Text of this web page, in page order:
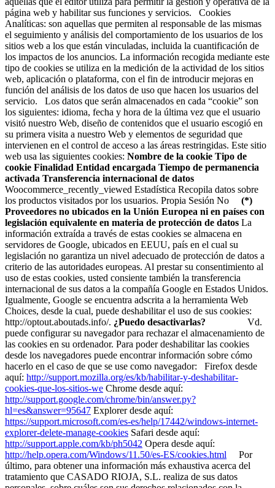
página web y habilitar sus funciones y servicios. Cookies
Analíticas: son aquellas que permiten al responsable de las mismas
el seguimiento y análisis del comportamiento de los usuarios de los
sitios web a los que están vinculadas, incluida la cuantificación de
los impactos de los anuncios. La información recogida mediante este
tipo de cookies se utiliza en la medición de la actividad de los sitios
web, aplicación o plataforma, con el fin de introducir mejoras en
función del análisis de los datos de uso que hacen los usuarios del
servicio. Los datos que serán almacenados en cada “cookie” son
los siguientes: idioma, fecha y hora de la última vez que el usuario
visitó nuestro Web, diseño de contenidos que el usuario escogió en
su primera visita a nuestro Web y elementos de seguridad que
intervienen en el control de acceso a las áreas restringidas. Este sitio
web usa las siguientes cookies: Nombre de la cookie Tipo de
cookie Finalidad Entidad encargada Tiempo de permanencia
activada Transferencia internacional de datos
Woocommerce_recently_viewed Estadística Recopila datos sobre
los productos visitados por los usuarios. Propia Sesión No (*)
Proveedores no ubicados en la Unión Europea ni en países con
legislación equivalente en materia de protección de datos La
información extraída a través de estas cookies se almacena en
servidores de Google, ubicados en EEUU, país en el cual su
legislación no garantiza un nivel adecuado de protección de datos a
criterio de las autoridades europeas. Al prestar su consentimiento al
uso de estas cookies, usted consiente también la transferencia
internacional de sus datos a la compañía Google en Estados Unidos.
Igualmente, Google se encuentra adscrita a la herramienta Web
Choices, desde la cual, puede deshabilitar el uso de sus cookies:
http://optout.aboutads.info/. ¿Puedo desactivarlas?
Vd.
puede configurar su navegador para rechazar el almacenamiento de
las cookies en su ordenador. Para poder deshabilitar las cookies
desde los navegadores puede encontrar información sobre cómo
hacerlo en el caso de que se use como navegador: Firefox desde
aquí: http://support.mozilla.org/es/kb/habilitar-y-deshabilitar-
cookies-que-los-sitios-we Chrome desde aquí:
http://support.google.com/chrome/bin/answer.py?
hl=es&answer=95647 Explorer desde aquí:
https://support.microsoft.com/es-es/help/17442/windows-internet-
explorer-delete-manage-cookies Safari desde aquí:
http://support.apple.com/kb/ph5042 Opera desde aquí:
http://help.opera.com/Windows/11.50/es-ES/cookies.html Por
último, para obtener una información más exhaustiva acerca del
tratamiento que CASADO RIOJA, S.L. realiza de sus datos